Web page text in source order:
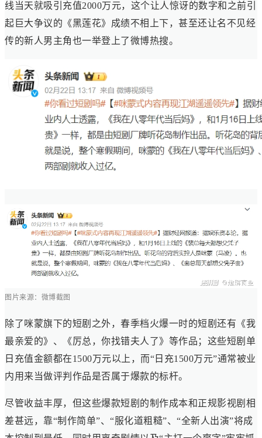
线当天就吸引充值2000万元，这个让人惊讶的数字和之前引
起巨大争议的《黑莲花》成绩不相上下，甚至还让名不见经
传的新人男主角也一举登上了微博热搜。
图片来源：微博截图
除了咪蒙旗下的短剧之外，春季档火爆一时的短剧还有《我
最亲爱的》、《厉总，你找错夫人了》等作品；这些短剧单
日充值金额都在1500万元以上，而“日充1500万元”通常被业
内用来当做评判作品是否属于爆款的标杆。
尽管收益丰厚，但这些爆款短剧的制作成本和正规影视剧相
差甚远，靠“制作简单”、“服化道粗糙”、“全新人出演”将成